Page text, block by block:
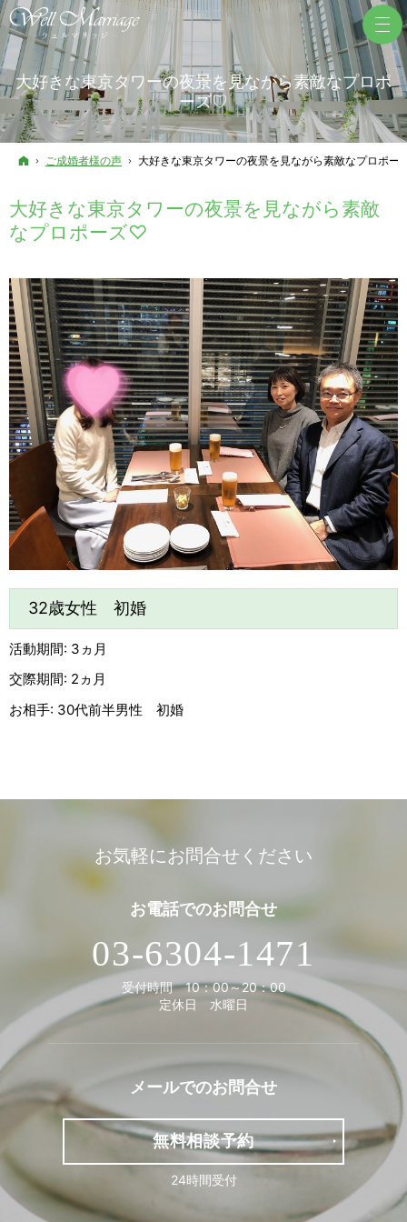
大好きな東京タワーの夜景を見ながら素敵なプロポ
ーズ♡
ホーム
ご成婚者様の声 大好きな東京タワーの夜景を見ながら素敵なプロポー
大好きな東京タワーの夜景を見ながら素敵
なプロポーズ♡
32歳女性 初婚
活動期間: 3ヵ月
交際期間: 2ヵ月
お相手: 30代前半男性 初婚
お気軽にお問合せください
お電話でのお問合せ
03-6304-1471
受付時間 10：00～20：00
定休日 水曜日
メールでのお問合せ
無料相談予約
24時間受付